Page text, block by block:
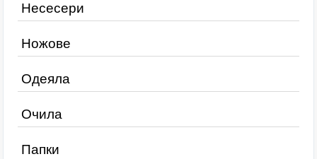
Несесери
Ножове
Одеяла
Очила
Папки